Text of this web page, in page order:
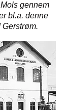
gennem
bl.a. denne